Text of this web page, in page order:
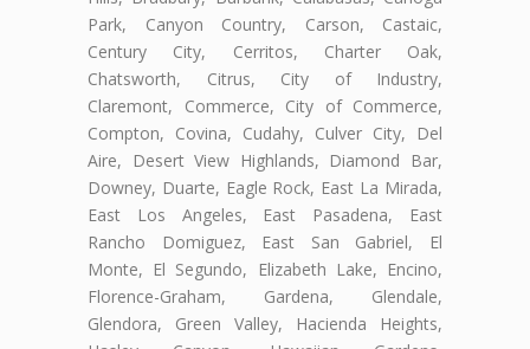
Park, Canyon Country, Carson, Castaic,
Century City, Cerritos, Charter Oak,
Chatsworth, Citrus, City of Industry,
Claremont, Commerce, City of Commerce,
Compton, Covina, Cudahy, Culver City, Del
Aire, Desert View Highlands, Diamond Bar,
Downey, Duarte, Eagle Rock, East La Mirada,
East Los Angeles, East Pasadena, East
Rancho Domiguez, East San Gabriel, El
Monte, El Segundo, Elizabeth Lake, Encino,
Florence-Graham, Gardena, Glendale,
Glendora, Green Valley, Hacienda Heights,